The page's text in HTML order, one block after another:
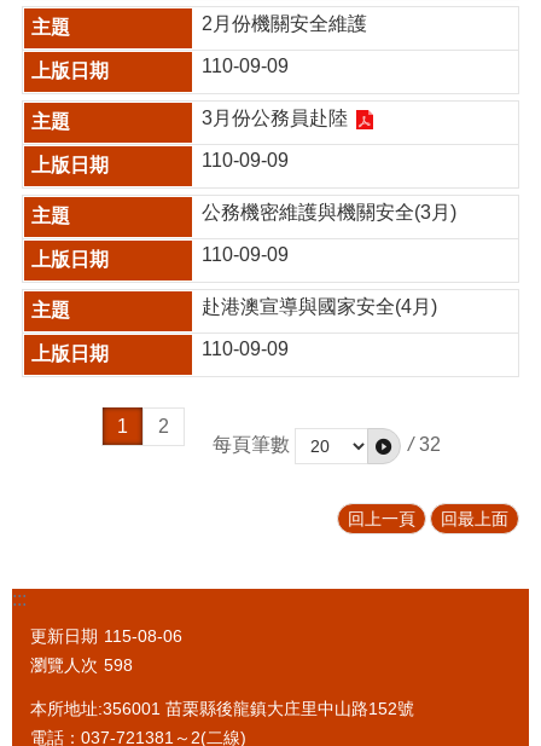
2月份機關安全維護
110-09-09
3月份公務員赴陸
110-09-09
公務機密維護與機關安全(3月)
110-09-09
赴港澳宣導與國家安全(4月)
110-09-09
1
2
每頁筆數
/ 32
回上一頁 回最上面
:::
更新日期 115-08-06
瀏覽人次 598
本所地址:356001 苗栗縣後龍鎮大庄里中山路152號
電話：037-721381～2(二線)